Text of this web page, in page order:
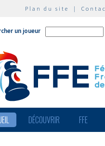
Plan du site |
un joueur
DÉCOUVRIR FFE